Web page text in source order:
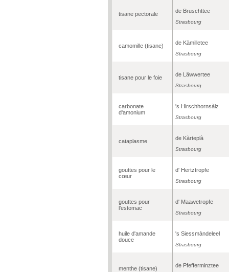
tisane pectorale de Bruschttee
Strasbourg
camomille (tisane) de Kàmilletee
Strasbourg
tisane pour le foie de Läwwertee
Strasbourg
carbonate
d'amonium
's Hirschhornsàlz
Strasbourg
cataplasme de Kàrteplà
Strasbourg
gouttes pour le
cœur
d' Hertztropfe
Strasbourg
gouttes pour
l’estomac
d' Maawetropfe
Strasbourg
huile d'amande
douce
's Siessmàndeleel
Strasbourg
menthe (tisane) de Pfefferminztee